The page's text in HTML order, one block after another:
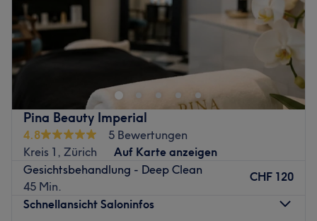
Pina Beauty Imperial
4.8
5 Bewertungen
Kreis 1, Zürich
Auf Karte anzeigen
Gesichtsbehandlung - Deep Clean
45 Min.
CHF 120
Schnellansicht Saloninfos